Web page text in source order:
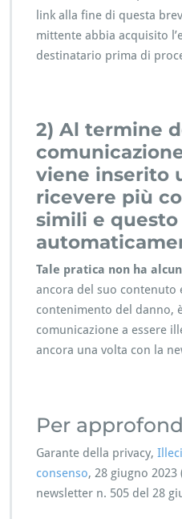
link alla fine di questa
mittente abbia acquisito
destinatario prima di
2) Al termine
viene inserito
ricevere più
simili e
Tale pratica non ha
ancora del suo contenuto
contenimento del danno,
comunicazione a essere
ancora una volta con la
Per
Garante della privacy,
consenso, 28 giugno
newsletter n. 505 del 28